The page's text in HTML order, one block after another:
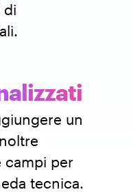
di
un
campi per
tecnica.